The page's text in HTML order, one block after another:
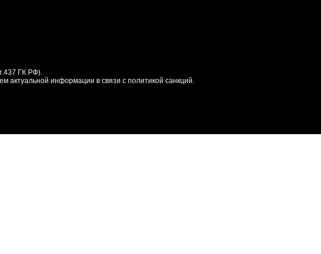
ГК РФ).
актуальной информации в связи с политикой санкций.